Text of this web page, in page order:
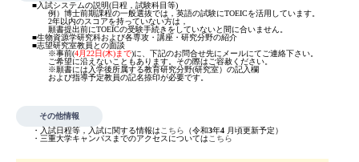
SOCIAL
社会連携
CAMPUS LIFE
大学生活
■入試システムの説明(日程，試験科目等)
例）博士前期課程の一般選抜では，英語の試験にTOEICを活用しています。
2年以内のスコアを持っていない方は，
願書提出前にTOEICの受験手続きをしていないと間に合いません。
■生物資源学研究科および各専攻・講座・研究分野の紹介
■志望研究室教員との面談
※事前(4月22日(木)まで)に、下記のお問合せ先にメールにてご連絡下さい。
ご希望に沿えないこともあります。その際はご容赦ください。
※願書には入学後所属する教育研究分野(研究室）の記入欄
および指導予定教員の記名捺印が必要です。
その他情報
・入試日程等，入試に関する情報は こちら （令和3年4 月頃更新予定）
・三重大学キャンパスまでのアクセスについては こちら